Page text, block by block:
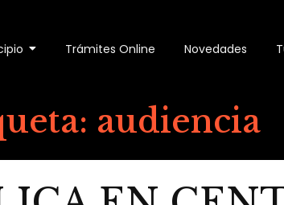
Trámites Online Novedades
audiencia